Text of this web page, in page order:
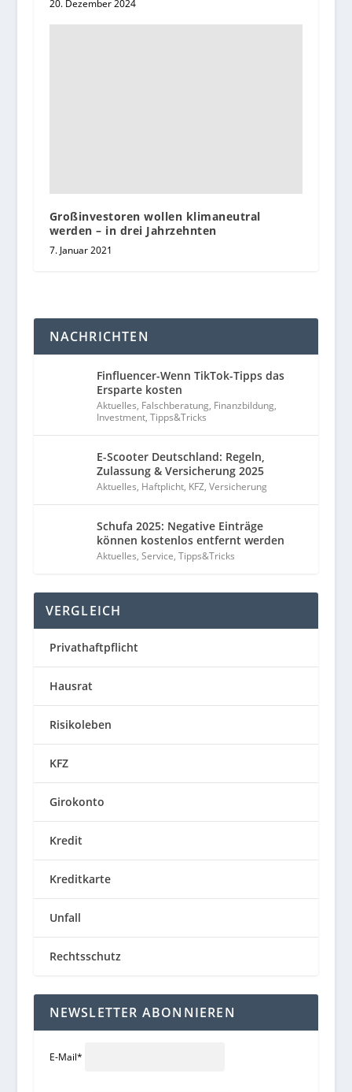
20. Dezember 2024
Großinvestoren wollen klimaneutral
werden – in drei Jahrzehnten
7. Januar 2021
NACHRICHTEN
Finfluencer-Wenn TikTok-Tipps das
Ersparte kosten
Aktuelles, Falschberatung, Finanzbildung,
Investment, Tipps&Tricks
E-Scooter Deutschland: Regeln,
Zulassung & Versicherung 2025
Aktuelles, Haftplicht, KFZ, Versicherung
Schufa 2025: Negative Einträge
können kostenlos entfernt werden
Aktuelles, Service, Tipps&Tricks
VERGLEICH
Privathaftpflicht
Hausrat
Risikoleben
KFZ
Girokonto
Kredit
Kreditkarte
Unfall
Rechtsschutz
NEWSLETTER ABONNIEREN
E-Mail*